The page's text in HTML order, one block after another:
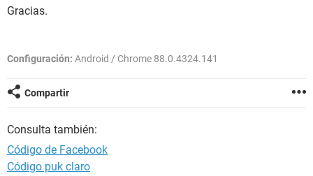
Gracias.
Configuración: Android / Chrome 88.0.4324.141
Compartir
Consulta también:
Código de Facebook
Código puk claro